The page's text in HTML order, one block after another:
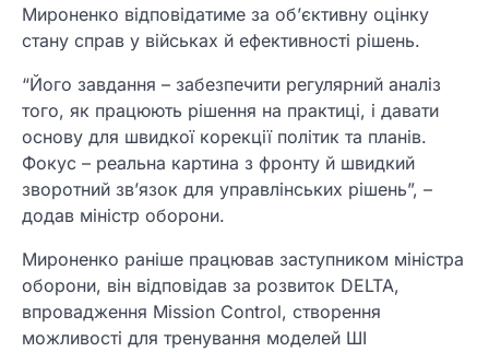
Мироненко відповідатиме за об’єктивну оцінку
стану справ у військах й ефективності рішень.
“Його завдання – забезпечити регулярний аналіз
того, як працюють рішення на практиці, і давати
основу для швидкої корекції політик та планів.
Фокус – реальна картина з фронту й швидкий
зворотний зв’язок для управлінських рішень”, –
додав міністр оборони.
Мироненко раніше працював заступником міністра
оборони, він відповідав за розвиток DELTA,
впровадження Mission Control, створення
можливості для тренування моделей ШІ